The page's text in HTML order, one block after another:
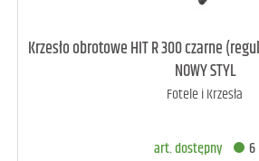
art. raczej dostępny
Krzesło obrotowe HIT R 300 czarne
NOWY STYL
Fotele i Krzesła
art. dostępny 6